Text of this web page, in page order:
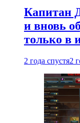
Капитан
и вновь
только в
2 года спустя2